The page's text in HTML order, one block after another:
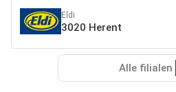
Eldi
3020 Herent
Alle filialen